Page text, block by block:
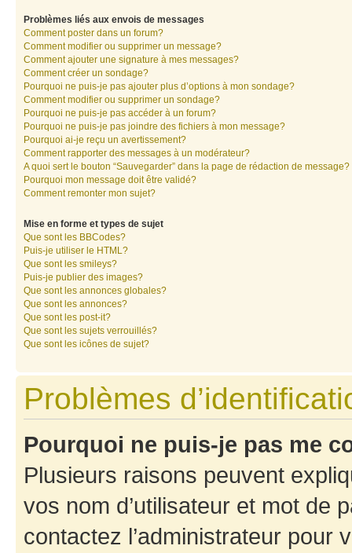
Problèmes liés aux envois de messages
Comment poster dans un forum?
Comment modifier ou supprimer un message?
Comment ajouter une signature à mes messages?
Comment créer un sondage?
Pourquoi ne puis-je pas ajouter plus d’options à mon sondage?
Comment modifier ou supprimer un sondage?
Pourquoi ne puis-je pas accéder à un forum?
Pourquoi ne puis-je pas joindre des fichiers à mon message?
Pourquoi ai-je reçu un avertissement?
Comment rapporter des messages à un modérateur?
A quoi sert le bouton “Sauvegarder” dans la page de rédaction de message?
Pourquoi mon message doit être validé?
Comment remonter mon sujet?
Mise en forme et types de sujet
Que sont les BBCodes?
Puis-je utiliser le HTML?
Que sont les smileys?
Puis-je publier des images?
Que sont les annonces globales?
Que sont les annonces?
Que sont les post-it?
Que sont les sujets verrouillés?
Que sont les icônes de sujet?
Problèmes
Pourquoi ne puis-je pas me
Plusieurs raisons peuvent
vos nom d’utilisateur et mot de
contactez l’administrateur pour